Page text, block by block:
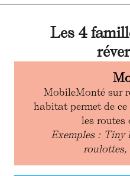
Les 4
MobileMonté sur
habitat permet de
les routes
Exemples : Tiny
roulottes,